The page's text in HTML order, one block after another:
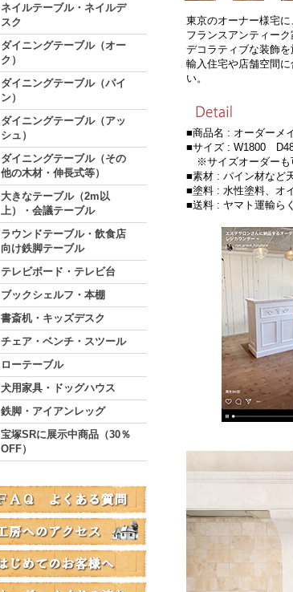
ネイルテーブル・ネイルデ
スク
ダイニングテーブル（オー
ク）
ダイニングテーブル（パイ
ン）
ダイニングテーブル（アッ
シュ）
ダイニングテーブル（その
他の木材・伸長式等）
大きなテーブル（2m以
上）・会議テーブル
ラウンドテーブル・飲食店
向け鉄脚テーブル
テレビボード・テレビ台
ブックシェルフ・本棚
書斎机・キッズデスク
チェア・ベンチ・スツール
ローテーブル
犬用家具・ドッグハウス
鉄脚・アイアンレッグ
宝塚SRに展示中商品（30％
OFF）
東京のオーナー様宅
フランスアンティー
デコラティブな装飾
輸入住宅や店舗空間
い。
■商品名 : オーダーメ
■サイズ : W1800
※サイズオーダーも
■素材 : パイン材など
■塗料 : 水性塗料、
■送料 : ヤマト運輸ら